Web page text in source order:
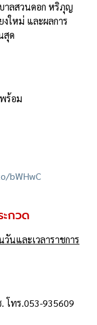
าลสวนดอก หริภุญ
ใหม่ และผลการ
สุด
ร้อม
bWHwC
ะกวด
นและเวลาราชการ
โทร.053-935609